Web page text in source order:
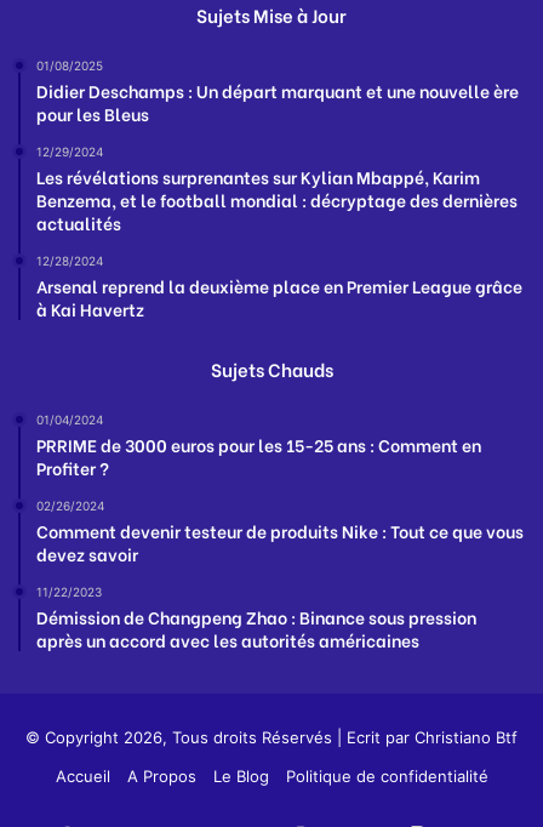
Sujets Mise à Jour
01/08/2025
Didier Deschamps : Un départ marquant et une nouvelle ère
pour les Bleus
12/29/2024
Les révélations surprenantes sur Kylian Mbappé, Karim
Benzema, et le football mondial : décryptage des dernières
actualités
12/28/2024
Arsenal reprend la deuxième place en Premier League grâce
à Kai Havertz
Sujets Chauds
01/04/2024
PRRIME de 3000 euros pour les 15-25 ans : Comment en
Profiter ?
02/26/2024
Comment devenir testeur de produits Nike : Tout ce que vous
devez savoir
11/22/2023
Démission de Changpeng Zhao : Binance sous pression
après un accord avec les autorités américaines
© Copyright 2026, Tous droits Réservés | Ecrit par Christiano Btf
Accueil
A Propos Le Blog Politique de confidentialité